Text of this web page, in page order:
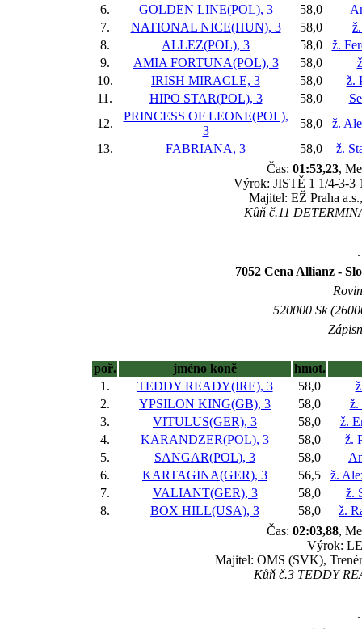
6.
GOLDEN LINE(POL), 3 58,0
7.
NATIONAL NICE(HUN), 3 58,0
8.
ALLEZ(POL), 3 58,0
ž.
9.
AMIA FORTUNA(POL), 3 58,0
10.
IRISH MIRACLE, 3 58,0
ž.
11.
HIPO STAR(POL), 3 58,0
12.
PRINCESS OF LEONE(POL),
3
58,0
ž.
13.
FABRIANA, 3 58,0
ž.
Čas: 01:53,23,
Výrok: JISTĚ 1 1/4-3-3
Majitel: EŽ Praha
Kůň č.11
7052 Cena Allianz -
520000 Sk
poř. jméno koně
hmot.
1.
TEDDY READY(IRE), 3 58,0
2.
YPSILON KING(GB), 3 58,0
ž.
3.
VITULUS(GER), 3 58,0
ž.
4.
KARANDZER(POL), 3 58,0
ž.
5.
SANGAR(POL), 3 58,0
6.
KARTAGINA(GER), 3 56,5
ž.
7.
VALIANT(GER), 3 58,0
ž.
8.
BOX HILL(USA), 3 58,0
ž.
Čas: 02:03,88,
Výrok:
Majitel: OMS (SVK),
Kůň č.3 TEDDY